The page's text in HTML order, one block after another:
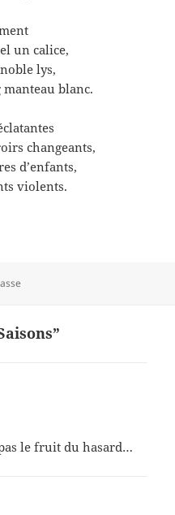
un calice,
lys,
blanc.
changeants,
d’enfants,
violents.
le fruit du hasard…